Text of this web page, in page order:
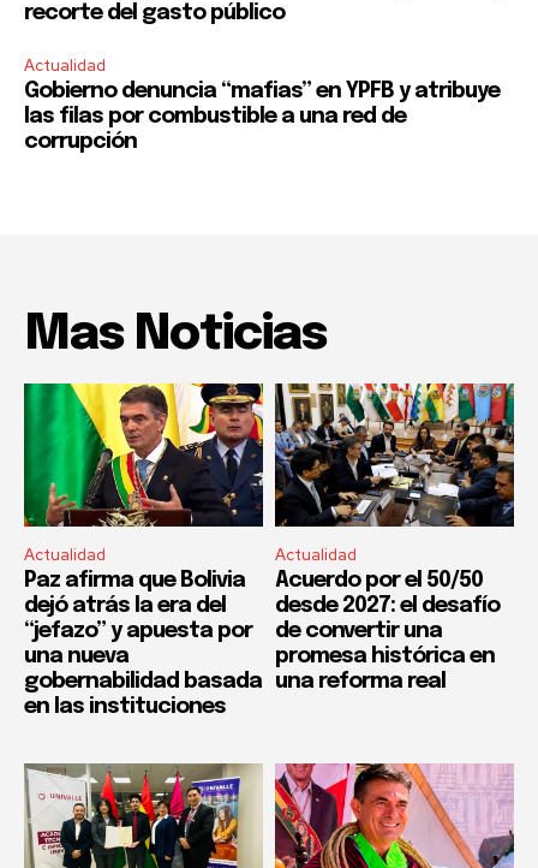
recorte del gasto público
Actualidad
Gobierno denuncia “mafias” en YPFB y atribuye
las filas por combustible a una red de
corrupción
Mas Noticias
Actualidad
Paz afirma que Bolivia
dejó atrás la era del
“jefazo” y apuesta por
una nueva
gobernabilidad basada
en las instituciones
Actualidad
Acuerdo por el 50/50
desde 2027: el desafío
de convertir una
promesa histórica en
una reforma real